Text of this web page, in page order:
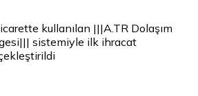
kullanılan |||A.TR Dolaşım
sistemiyle ilk ihracat